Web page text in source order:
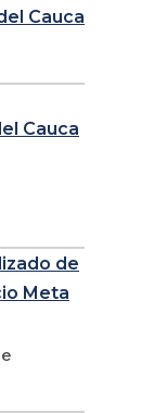
Cauca
Cauca
de
Meta